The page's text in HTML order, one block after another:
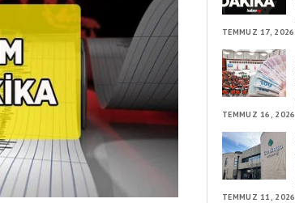
TEMMUZ 17, 2026
TEMMUZ 16, 2026
TEMMUZ 11, 2026